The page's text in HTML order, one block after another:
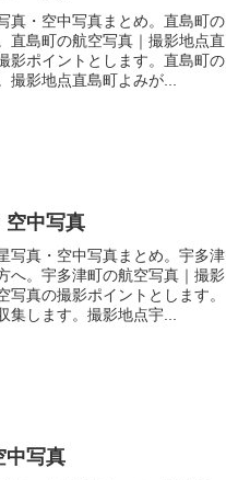
真・空中写真まとめ。直島町の
直島町の航空写真｜撮影地点直
影ポイントとします。直島町の
影地点直島町よみが...
空中写真
写真・空中写真まとめ。宇多津
へ。宇多津町の航空写真｜撮影
真の撮影ポイントとします。
集します。撮影地点宇...
中写真